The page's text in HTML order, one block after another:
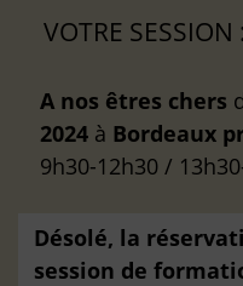
VOTRE SESSION :
A nos êtres chers
2024 à Bordeaux
9h30-12h30 /
Désolé, la
session de